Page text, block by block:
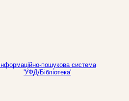
Інформаційно-пошукова система
'УФД/Бібліотека'